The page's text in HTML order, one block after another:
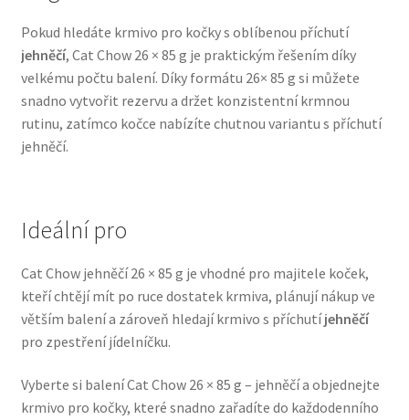
Pelíšky pro psy
Ortopedické pelíšky
Veterinární dieta pro psy
Wolf of Wilderness
Pokud hledáte krmivo pro kočky s oblíbenou příchutí
jehněčí, Cat Chow 26 × 85 g je praktickým řešením díky
velkému počtu balení. Díky formátu 26× 85 g si můžete
snadno vytvořit rezervu a držet konzistentní krmnou
rutinu, zatímco kočce nabízíte chutnou variantu s příchutí
jehněčí.
Ideální pro
Cat Chow jehněčí 26 × 85 g je vhodné pro majitele koček,
kteří chtějí mít po ruce dostatek krmiva, plánují nákup ve
větším balení a zároveň hledají krmivo s příchutíjehněčí
pro zpestření jídelníčku.
Vyberte si balení Cat Chow 26 × 85 g – jehněčí a objednejte
krmivo pro kočky, které snadno zařadíte do každodenního